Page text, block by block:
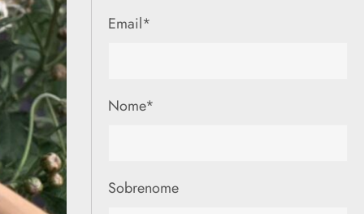
Email*
Nome*
Sobrenome